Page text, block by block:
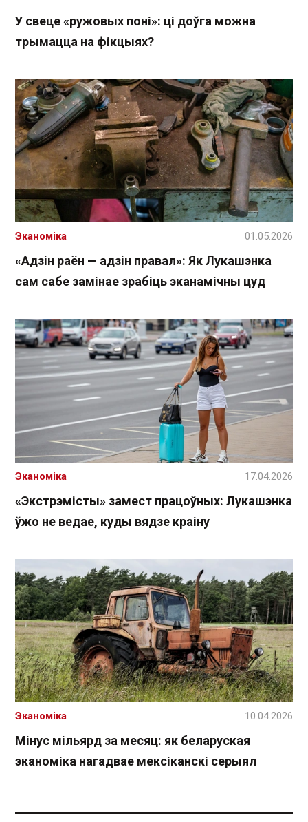
У свеце «ружовых поні»: ці доўга можна
трымацца на фікцыях?
«Адзін раён — адзін правал»: Як Лукашэнка
сам сабе замінае зрабіць эканамічны цуд
Эканоміка 01.05.2026
«Экстрэмісты» замест працоўных: Лукашэнка
ўжо не ведае, куды вядзе краіну
Эканоміка 17.04.2026
Мінус мільярд за месяц: як беларуская
эканоміка нагадвае мексіканскі серыял
Эканоміка 10.04.2026